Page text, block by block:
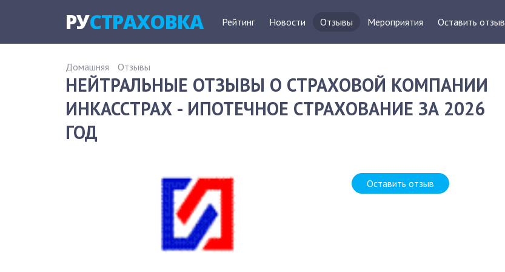
РУСТРАХОВКА Рейтинг Новости Отзывы Мероприятия Оставить отзыв
Домашняя Отзывы
НЕЙТРАЛЬНЫЕ ОТЗЫВЫ О СТРАХОВОЙ КОМПАНИИ
ИНКАССТРАХ - ИПОТЕЧНОЕ СТРАХОВАНИЕ ЗА 2026
ГОД
Оставить отзыв